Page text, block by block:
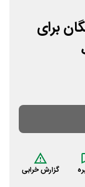
برای
گزارش خرابی